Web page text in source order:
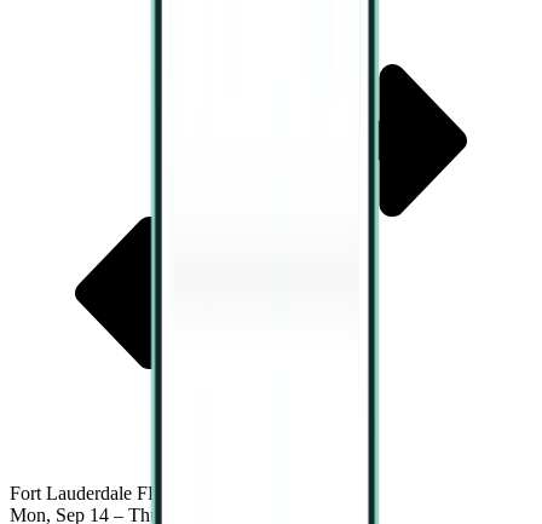
Fort Lauderdale FLL
Mon, Sep 14 – Thu, Sep 17